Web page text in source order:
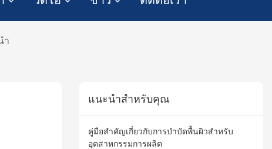
ำ
แนะนำสำหรับคุณ
คู่มือสำคัญเกี่ยวกับการบำบัดพื้นผิวสำหรับ
อุตสาหกรรมการผลิต